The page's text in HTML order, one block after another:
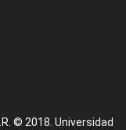
© 2018. Universidad